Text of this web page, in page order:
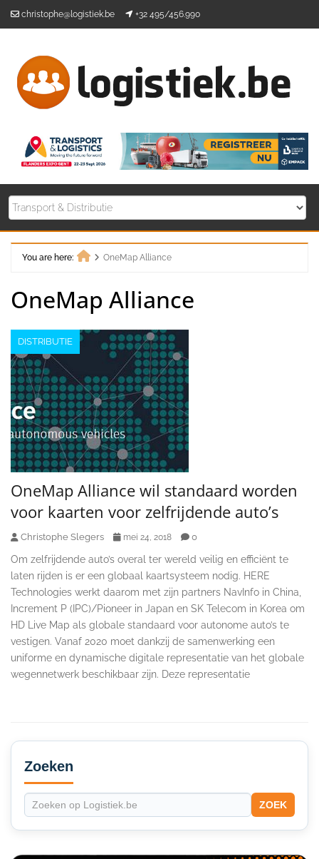
christophe@logistiek.be +32 495/456.990
You are here:
OneMap Alliance
OneMap Alliance
DISTRIBUTIE
OneMap Alliance wil standaard worden
voor kaarten voor zelfrijdende auto’s
Christophe Slegers mei 24, 2018 0
Om zelfrijdende auto’s overal ter wereld veilig en efficiënt te
laten rijden is er een globaal kaartsysteem nodig. HERE
Technologies werkt daarom met zijn partners NavInfo in China,
Increment P (IPC)/Pioneer in Japan en SK Telecom in Korea om
HD Live Map als globale standaard voor autonome auto’s te
vestigen. Vanaf 2020 moet dankzij de samenwerking een
uniforme en dynamische digitale representatie van het globale
wegennetwerk beschikbaar zijn. Deze representatie
Secondary
Sidebar
Zoeken
ZOEK